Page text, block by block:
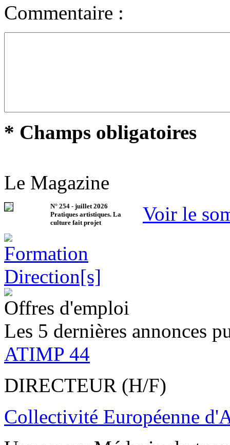
Commentaire :
* Champs obligatoires
Le Magazine
N° 254 - juillet 2026
Pratiques artistiques. La
culture fait projet
Voir le
Offres d'emploi
Les 5 dernières annonces
ATIMP 44
DIRECTEUR (H/F)
Collectivité Européenne